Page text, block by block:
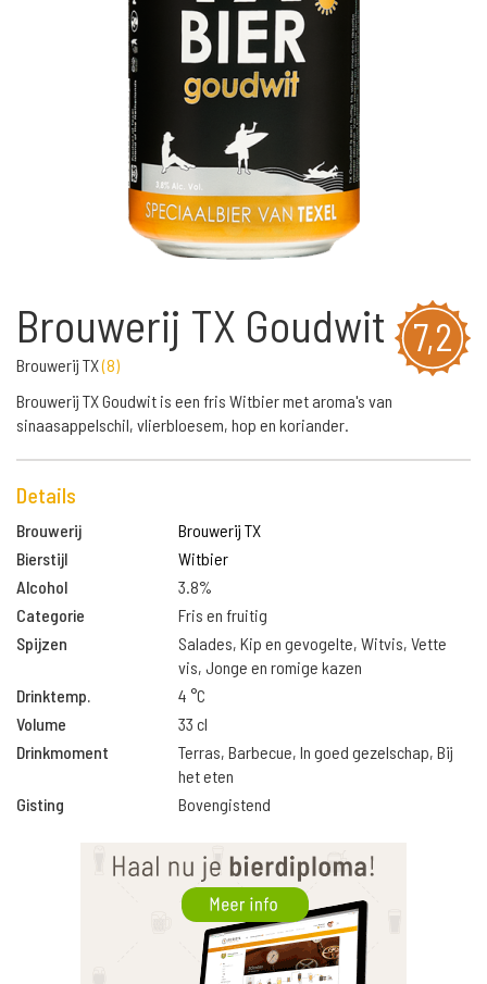
7,2
Brouwerij TX Goudwit
Brouwerij TX(8)
Brouwerij TX Goudwit is een fris Witbier met aroma's van
sinaasappelschil, vlierbloesem, hop en koriander.
Details
Brouwerij
Brouwerij TX
Bierstijl
Witbier
Alcohol
3.8%
Categorie
Fris en fruitig
Spijzen
Salades, Kip en gevogelte, Witvis, Vette
vis, Jonge en romige kazen
Drinktemp.
4 °C
Volume
33 cl
Drinkmoment
Terras, Barbecue, In goed gezelschap, Bij
het eten
Gisting
Bovengistend